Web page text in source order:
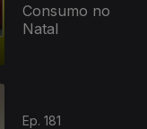
Consumo no
Natal
Ep. 181